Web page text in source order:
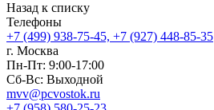
Назад к списку
Телефоны
+7 (499) 938-75-45, +7 (927) 448-85-35
г. Москва
Пн-Пт: 9:00-17:00
Сб-Вс: Выходной
mvv@pcvostok.ru